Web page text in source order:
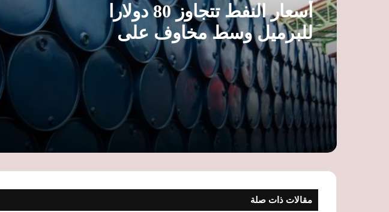
أسعار النفط تتجاوز 80 دولارا
للبرميل وسط مخاوف على
الإمدادات وترقب محادثات مضيق
هرمز
تراجع
التوترات
القمح
يؤمن
مقالات ذات صلة